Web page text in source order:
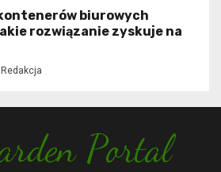
biurowych
rozwiązanie zyskuje na
Redakcja